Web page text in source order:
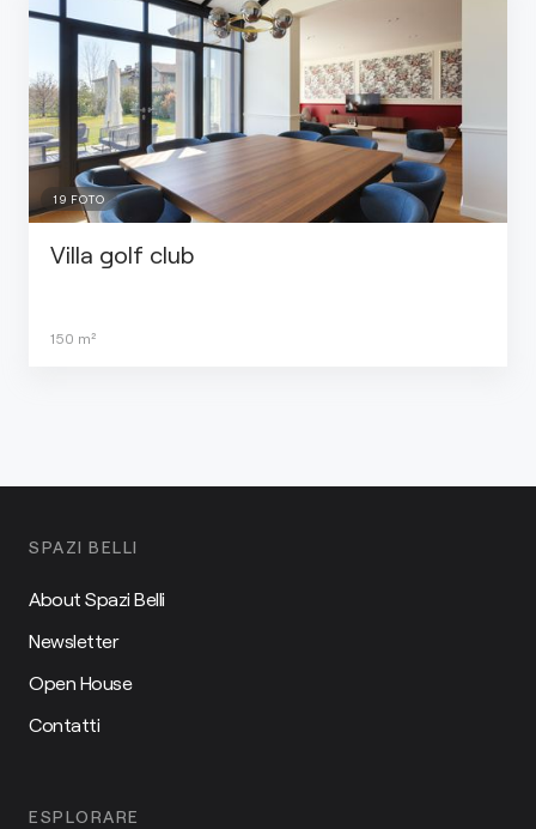
19 FOTO
Villa golf club
150 m²
SPAZI BELLI
About Spazi Belli
Newsletter
Open House
Contatti
ESPLORARE